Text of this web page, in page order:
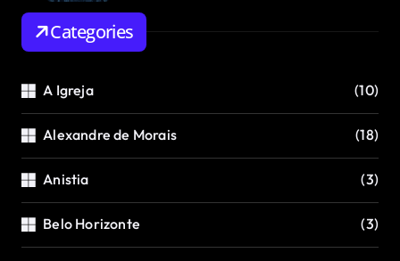
Categories
A Igreja (10)
Alexandre de Morais (18)
Anistia (3)
Belo Horizonte (3)